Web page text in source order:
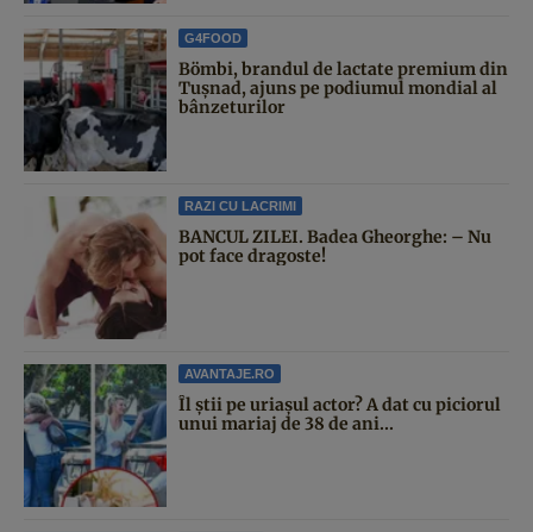
G4FOOD
Bömbi, brandul de lactate premium din
Tușnad, ajuns pe podiumul mondial al
bânzeturilor
RAZI CU LACRIMI
BANCUL ZILEI. Badea Gheorghe: – Nu
pot face dragoste!
AVANTAJE.RO
Îl știi pe uriașul actor? A dat cu piciorul
unui mariaj de 38 de ani...